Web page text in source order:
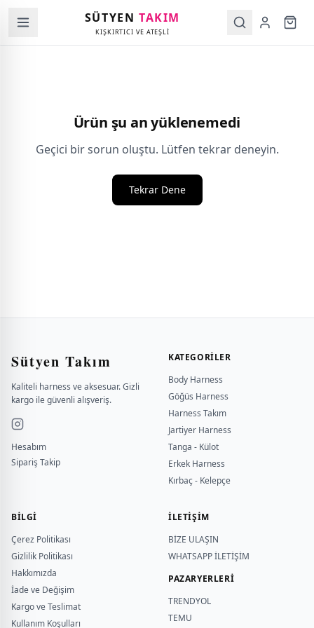
SÜTYENTAKIM
KIŞKIRTICI VE ATEŞLİ
Ürün şu an yüklenemedi
Geçici bir sorun oluştu. Lütfen tekrar deneyin.
Tekrar Dene
Sütyen Takım
Kaliteli harness ve aksesuar. Gizli
kargo ile güvenli alışveriş.
Hesabım
Sipariş Takip
KATEGORILER
Body Harness
Göğüs Harness
Harness Takım
Jartiyer Harness
Tanga - Külot
Erkek Harness
Kırbaç - Kelepçe
BILGI
Çerez Politikası
Gizlilik Politikası
Hakkımızda
İade ve Değişim
Kargo ve Teslimat
Kullanım Koşulları
İLETİŞİM
BİZE ULAŞIN
WHATSAPP İLETİŞİM
PAZARYERLERİ
TRENDYOL
TEMU